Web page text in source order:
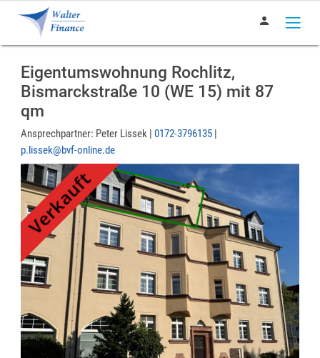
person
Eigentumswohnung Rochlitz,
Bismarckstraße 10 (WE 15) mit 87
qm
Ansprechpartner: Peter Lissek | 0172-3796135 |
p.lissek@bvf-online.de